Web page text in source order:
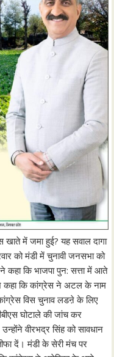
खाते में जमा हुई? यह सवाल दागा
को मंडी में चुनावी जनसभा को
कहा कि भाजपा पुन: सत्ता में आते
कहा कि कांग्रेस ने अटल के नाम
विस चुनाव लडऩे के लिए
घोटाले की जांच कर
वीरभद्र सिंह को सावधान
दें। मंडी के सेरी मंच पर